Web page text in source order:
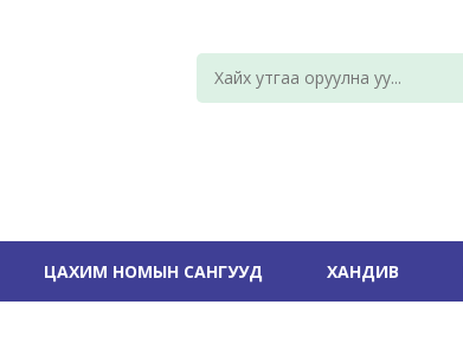
ЦАХИМ НОМЫН САНГУУД ХАНДИВ